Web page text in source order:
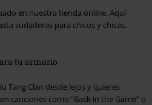
en nuestra tienda online. Aquí
sudaderas para chicos y chicas,
tu armario
Tang Clan desde lejos y quieres
canciones como “Back in the Game” o